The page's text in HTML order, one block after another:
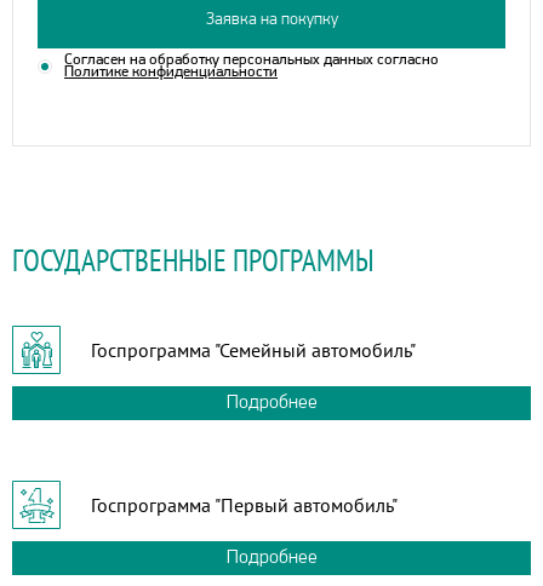
Заявка на покупку
Согласен на обработку персональных данных согласно
Политике конфиденциальности
ГОСУДАРСТВЕННЫЕ ПРОГРАММЫ
Госпрограмма "Семейный автомобиль"
Подробнее
Госпрограмма "Первый автомобиль"
Подробнее